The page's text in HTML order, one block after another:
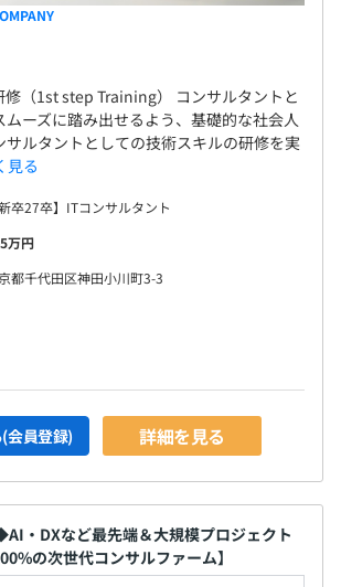
アパス
が望むキャリア形成を、会社として全面
エンジニアとして要件定義から運用まで
、技術の専門性を深めていく道はもちろ
ーやプロジェクトリーダーへとステップ
メント層を目指すことも可能です。さら
定から実行支援まで幅広い領域でお客様
るプロフェッショナルを目指す道も開か
にした半期評価制度でスピード昇進も可
（1st step Training） コンサルタントと
ムーズに踏み出せるよう、基礎的な社会人
サルタントとしての技術スキルの研修を実
見る
新卒27卒】ITコンサルタント
万円
都千代田区神田小川町3-3
会員登録) 詳細を見る
・DXなど最先端＆大規模プロジェクト
の次世代コンサルファーム】